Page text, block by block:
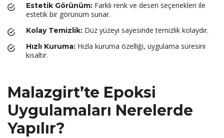
Estetik Görünüm: Farklı renk ve desen seçenekleri ile
estetik bir görünüm sunar.
Kolay Temizlik: Düz yüzeyi sayesinde temizlik kolaydır.
Hızlı Kuruma: Hızla kuruma özelliği, uygulama süresini
kısaltır.
Malazgirt’te Epoksi
Uygulamaları Nerelerde
Yapılır?